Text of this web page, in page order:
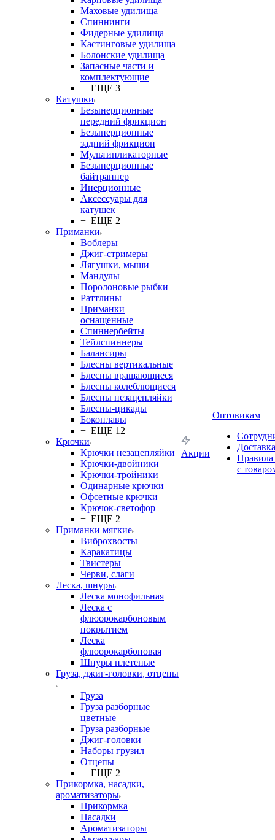
Маховые удилища
Спиннинги
Фидерные удилища
Кастинговые удилища
Болонские удилища
Запасные части и
комплектующие
+ ЕЩЕ 3
Катушки
Безынерционные
передний фрикцион
Безынерционные
задний фрикцион
Мультипликаторные
Безынерционные
байтраннер
Инерционные
Аксессуары для
катушек
+ ЕЩЕ 2
Приманки
Воблеры
Джиг-стримеры
Лягушки, мыши
Мандулы
Поролоновые рыбки
Раттлины
Приманки
оснащенные
Спиннербейты
Тейлспиннеры
Балансиры
Блесны вертикальные
Блесны вращающиеся
Блесны колеблющиеся
Блесны незацепляйки
Блесны-цикады
Бокоплавы
+ ЕЩЕ 12
Крючки
Крючки незацепляйки
Крючки-двойники
Крючки-тройники
Одинарные крючки
Офсетные крючки
Крючок-светофор
+ ЕЩЕ 2
Приманки мягкие
Виброхвосты
Каракатицы
Твистеры
Черви, слаги
Леска, шнуры
Леска монофильная
Леска с
флюорокарбоновым
покрытием
Леска
флюорокарбоновая
Шнуры плетеные
Груза, джиг-головки, отцепы
Груза
Груза разборные
цветные
Груза разборные
Джиг-головки
Наборы грузил
Отцепы
+ ЕЩЕ 2
Прикормка, насадки,
ароматизаторы
Прикормка
Насадки
Ароматизаторы
Акции
Оптовикам
Доставка
Правила
с